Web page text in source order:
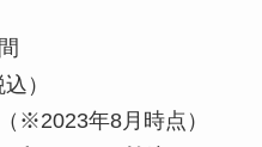
）
※2023年8月時点）